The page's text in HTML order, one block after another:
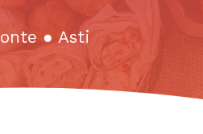
● Asti